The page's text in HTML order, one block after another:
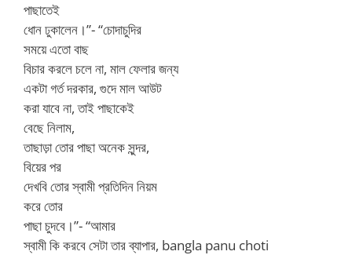
পাছাতেই
ধোন ঢুকালেন।”- “চোদাচুদির
সময়ে এতো বাছ
বিচার করলে চলে না, মাল ফেলার জন্য
একটা গর্ত দরকার, গুদে মাল আউট
করা যাবে না, তাই পাছাকেই
বেছে নিলাম,
তাছাড়া তোর পাছা অনেক সুন্দর,
বিয়ের পর
দেখবি তোর স্বামী প্রতিদিন নিয়ম
করে তোর
পাছা চুদবে।”- “আমার
স্বামী কি করবে সেটা তার ব্যাপার, bangla panu choti